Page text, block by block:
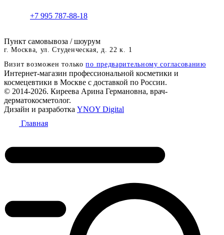
+7 995 787-88-18
Пункт самовывоза / шоурум
г. Москва, ул. Студенческая, д. 22 к. 1
Визит возможен толькопо предварительному согласованию
Интернет-магазин профессиональной косметики и
космецевтики в Москве с доставкой по России.
© 2014-2026. Киреева Арина Германовна, врач-
дерматокосметолог.
Дизайн и разработка YNOY Digital
Главная